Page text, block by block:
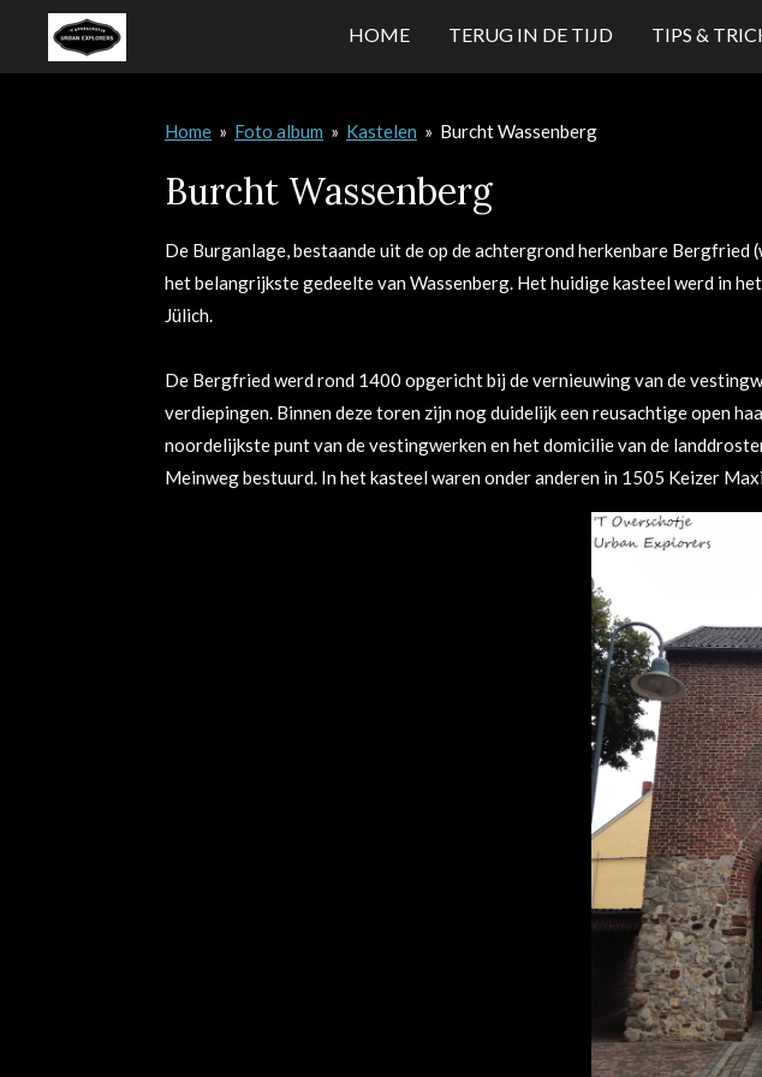
direct
HOME TERUG IN DE TIJD TIPS &
Home » Foto album » Kastelen » Burcht Wassenberg
Burcht Wassenberg
De Burganlage, bestaande uit de op de achtergrond herkenbare
het belangrijkste gedeelte van Wassenberg. Het huidige kasteel werd in
Jülich.
De Bergfried werd rond 1400 opgericht bij de vernieuwing van de
verdiepingen. Binnen deze toren zijn nog duidelijk een reusachtige open
noordelijkste punt van de vestingwerken en het domicilie van de
Meinweg bestuurd. In het kasteel waren onder anderen in 1505 Keizer